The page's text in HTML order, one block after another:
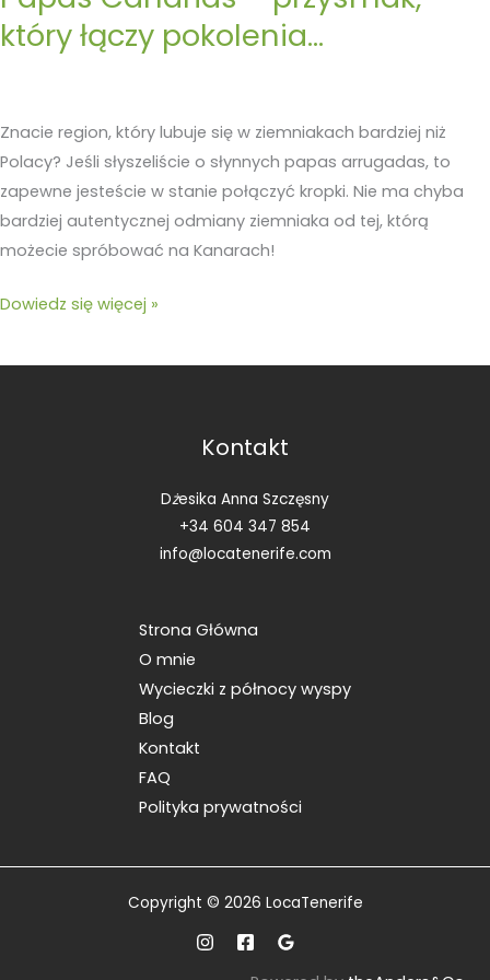
który łączy pokolenia…
Znacie region, który lubuje się w ziemniakach bardziej niż
Polacy? Jeśli słyszeliście o słynnych papas arrugadas, to
zapewne jesteście w stanie połączyć kropki. Nie ma chyba
bardziej autentycznej odmiany ziemniaka od tej, którą
możecie spróbować na Kanarach!
Dowiedz się więcej »
Kontakt
Dżesika Anna Szczęsny
+34 604 347 854
info@locatenerife.com
Strona Główna
O mnie
Wycieczki z północy wyspy
Blog
Kontakt
FAQ
Polityka prywatności
Copyright © 2026 LocaTenerife